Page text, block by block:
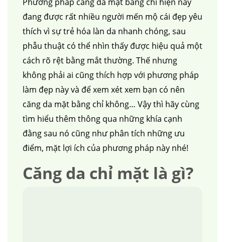
đang được rất nhiều người mến mộ cái đẹp yêu
thích vì sự trẻ hóa làn da nhanh chóng, sau
phẫu thuật có thể nhìn thấy được hiệu quả một
cách rõ rệt bằng mắt thường. Thế nhưng
không phải ai cũng thích hợp với phương pháp
làm đẹp này và để xem xét xem bạn có nên
căng da mặt bằng chỉ không… Vậy thì hãy cùng
tìm hiểu thêm thông qua những khía cạnh
đằng sau nó cũng như phân tích những ưu
điểm, mặt lợi ích của phương pháp này nhé!
Căng da chỉ mặt là gì?